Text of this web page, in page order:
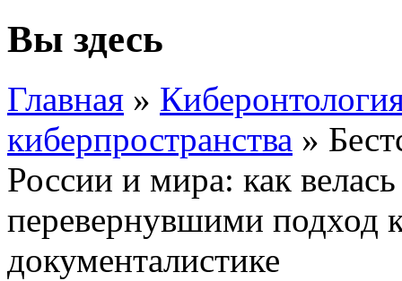
Вы здесь
Главная »
киберпространства »
России и мира: как
перевернувшими подход
документалистике